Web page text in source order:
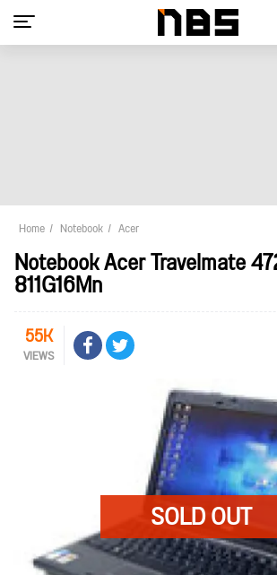
Home Notebook Acer
Notebook Acer Travelmate
811G16Mn
55K
VIEWS